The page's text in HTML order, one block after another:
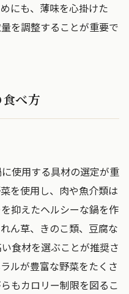
にも、薄味を心掛けた
を調整することが重要で
べ方
使用する具材の選定が重
を使用し、肉や魚介類は
抑えたヘルシーな鍋を作
ん草、きのこ類、豆腐な
食材を選ぶことが推奨さ
ルが豊富な野菜をたくさ
もカロリー制限を図るこ